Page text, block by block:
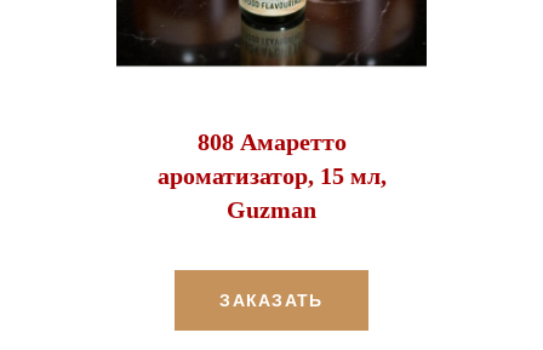
808 Амаретто
ароматизатор, 15 мл,
Guzman
ЗАКАЗАТЬ